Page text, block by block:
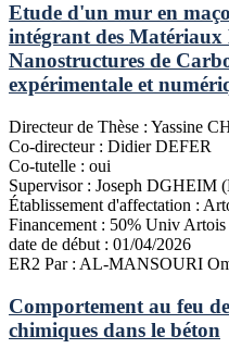
Etude d'un mur en
intégrant des Matériaux
Nanostructures de
expérimentale et
Directeur de Thèse : Yassine
Co-directeur : Didier DEFER
Co-tutelle : oui
Supervisor : Joseph DGHEIM
Établissement d'affectation :
Financement : 50% Univ Artois
date de début : 01/04/2026
ER2 Par : AL-MANSOURI
Comportement au feu
chimiques dans le béton